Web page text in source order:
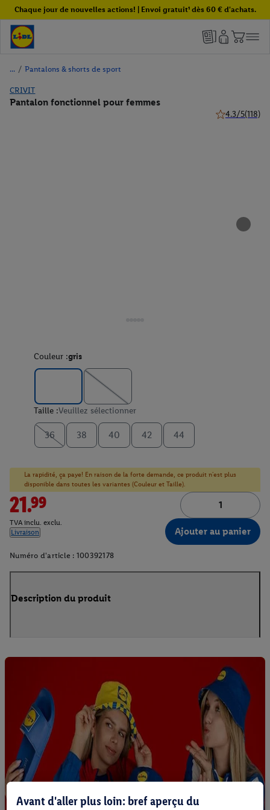
Chaque jour de nouvelles actions! | Envoi gratuit¹ dès 60 € d'achats.
/ Pantalons & shorts de sport
CRIVIT
Pantalon fonctionnel pour femmes
4.3/5(118)
Couleur :gris
Taille :Veuillez sélectionner
36 38 40 42 44
La rapidité, ça paye! En raison de la forte demande, ce produit n'est plus
disponible dans toutes les variantes (Couleur et Taille).
21.99
TVA inclu. exclu.
Livraison
Ajouter au panier
Numéro d'article : 100392178
Description du produit
Avant d'aller plus loin: bref aperçu du